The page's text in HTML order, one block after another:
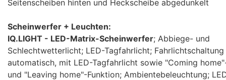
Seitenscheiben hinten und Heckscheibe abgedunkelt
Scheinwerfer + Leuchten:
IQ.LIGHT - LED-Matrix-Scheinwerfer; Abbiege- und
Schlechtwetterlicht; LED-Tagfahrlicht; Fahrlichtschaltung
automatisch, mit LED-Tagfahrlicht sowie "Coming
und "Leaving home"-Funktion; Ambientebeleuchtung;